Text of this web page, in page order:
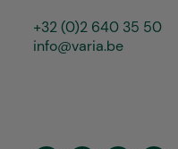
+32 (0)2 640 35 50
info@varia.be